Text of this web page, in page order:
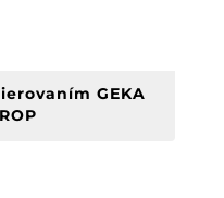
GEKA